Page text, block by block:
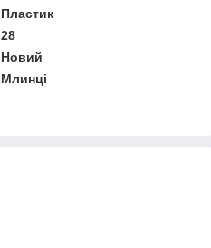
Пластик
28
Новий
Млинці